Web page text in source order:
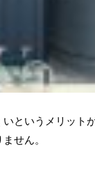
というメリットが
せん。